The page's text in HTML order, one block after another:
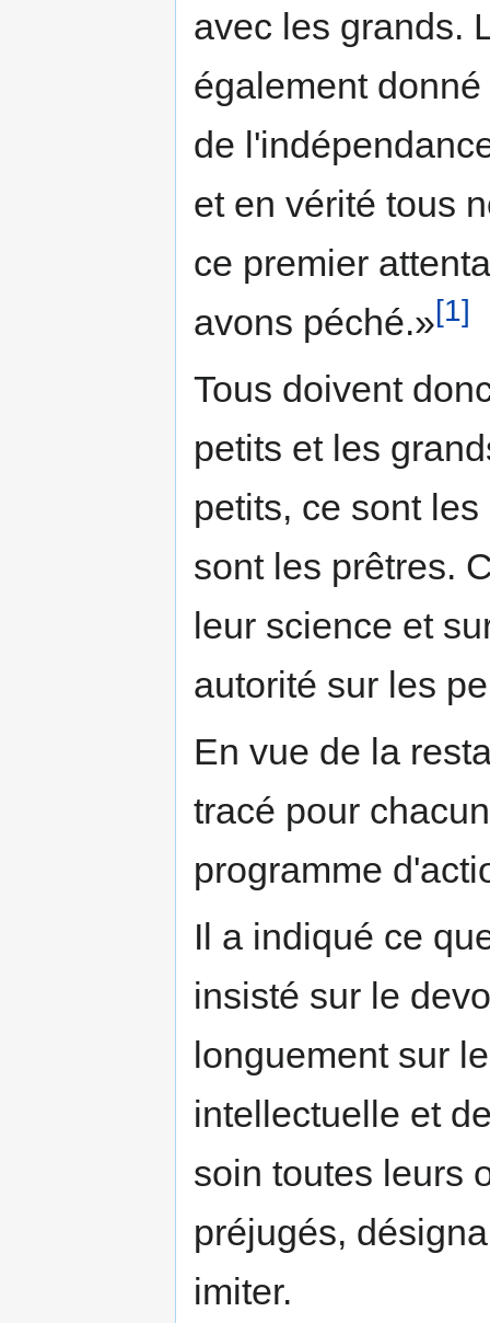
avec les grands.
également
de
et en vérité tous
ce premier
avons péché.»[1]
Tous doivent
petits et les
petits, ce sont
sont les prêtres.
leur science et
autorité sur les
En vue de la
tracé pour
programme
Il a indiqué ce
insisté sur le
longuement sur
intellectuelle et
soin toutes leurs
préjugés,
imiter.